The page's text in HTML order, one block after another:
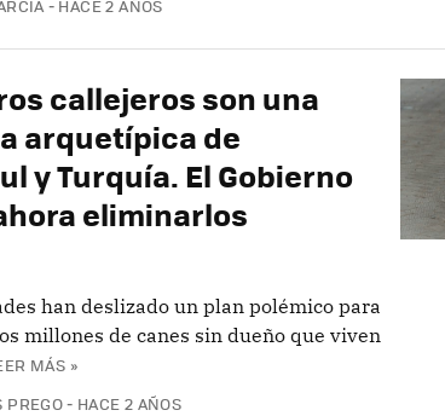
HACE 2 AÑOS
callejeros son una
arquetípica de
y Turquía. El Gobierno
eliminarlos
han deslizado un plan polémico para
millones de canes sin dueño que viven
MÁS »
PREGO HACE 2 AÑOS